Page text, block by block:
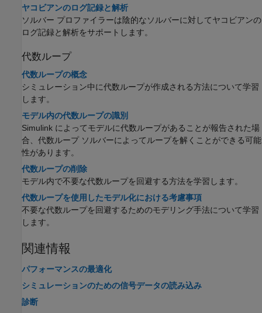
ヤコビアンのログ記録と解析
ソルバー プロファイラーは陰的なソルバーに対してヤコビアンの
ログ記録と解析をサポートします。
代数ループ
代数ループの概念
シミュレーション中に代数ループが作成される方法について学習
します。
モデル内の代数ループの識別
Simulink によってモデルに代数ループがあることが報告された場
合、代数ループ ソルバーによってループを解くことができる可能
性があります。
代数ループの削除
モデル内で不要な代数ループを回避する方法を学習します。
代数ループを使用したモデル化における考慮事項
不要な代数ループを回避するためのモデリング手法について学習
します。
関連情報
パフォーマンスの最適化
シミュレーションのための信号データの読み込み
診断